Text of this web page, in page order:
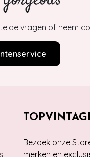
vragen of neem
Bezoek onze
merken en